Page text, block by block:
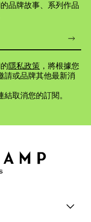
品牌故事、系列作品
隱私政策 ，將根據您
請或品牌其他最新消
取消您的訂閱。